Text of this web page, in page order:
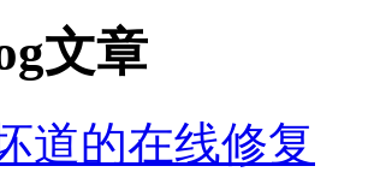
文章
道的在线修复